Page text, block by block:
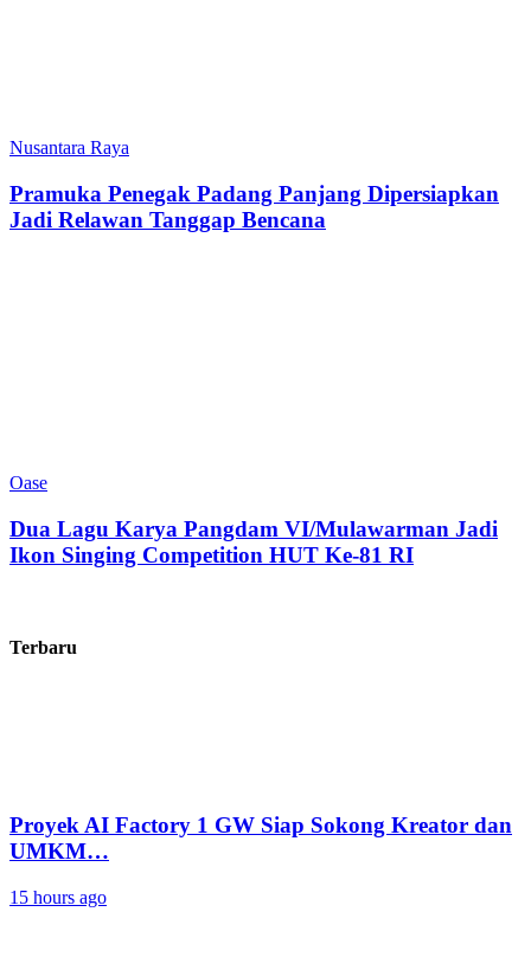
Nusantara Raya
Pramuka Penegak Padang Panjang Dipersiapkan
Jadi Relawan Tanggap Bencana
Oase
Dua Lagu Karya Pangdam VI/Mulawarman Jadi
Ikon Singing Competition HUT Ke-81 RI
Terbaru
Proyek AI Factory 1 GW Siap Sokong Kreator dan
UMKM…
15 hours ago